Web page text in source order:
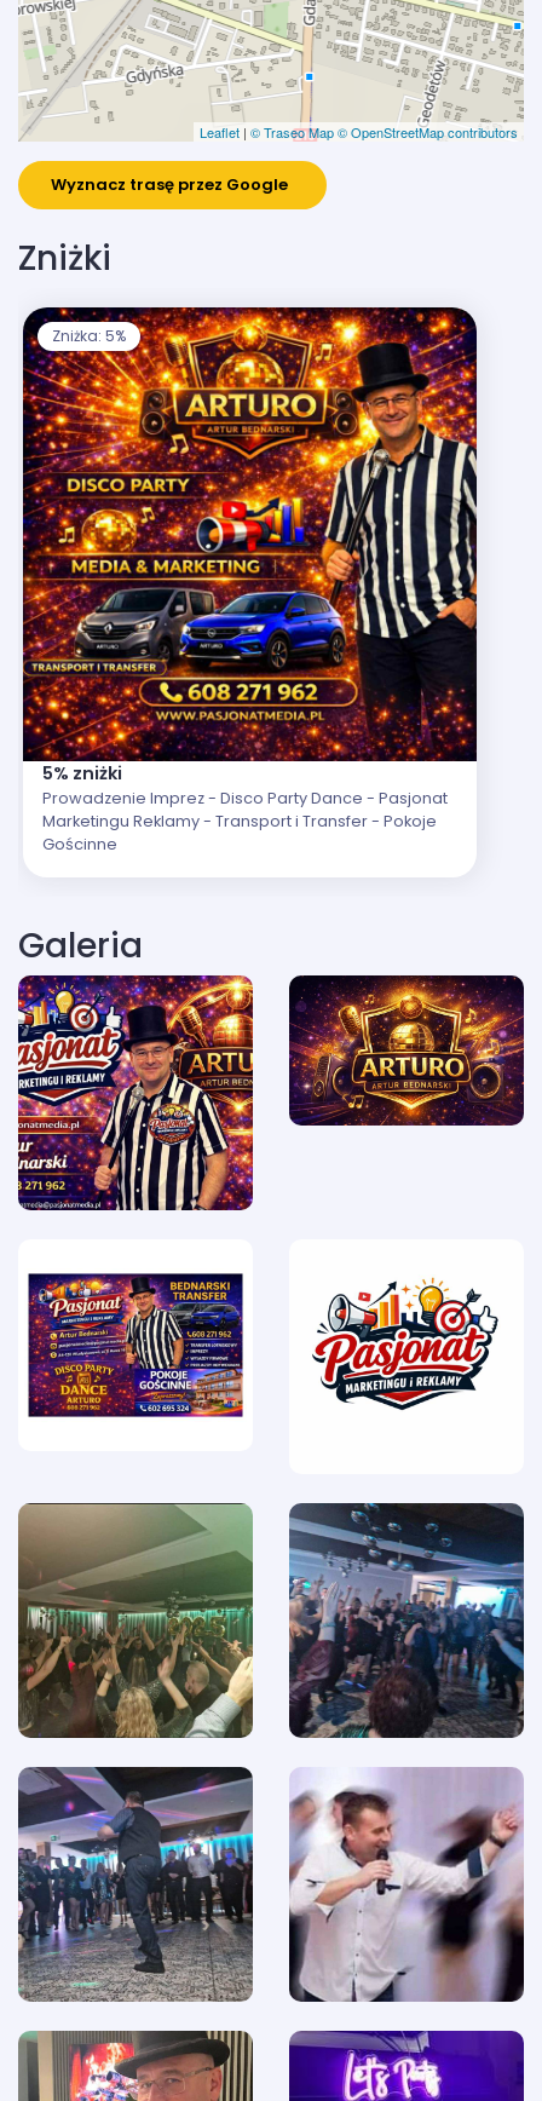
Leaflet | © Traseo Map© OpenStreetMap contributors
Wyznacz trasę przez Google
Zniżki
Zniżka: 5%
5% zniżki
Prowadzenie Imprez - Disco Party Dance - Pasjonat
Marketingu Reklamy - Transport i Transfer - Pokoje
Gościnne
Galeria